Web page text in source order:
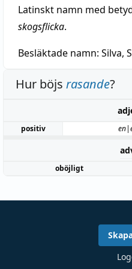
Latinskt namn med
skogsflicka.
Besläktade namn: Silva,
Hur böjs rasande?
positiv
oböjligt